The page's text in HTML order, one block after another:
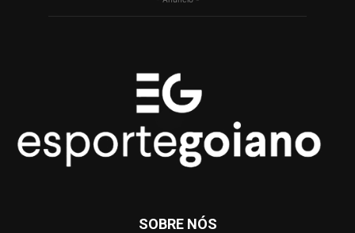
SOBRE NÓS